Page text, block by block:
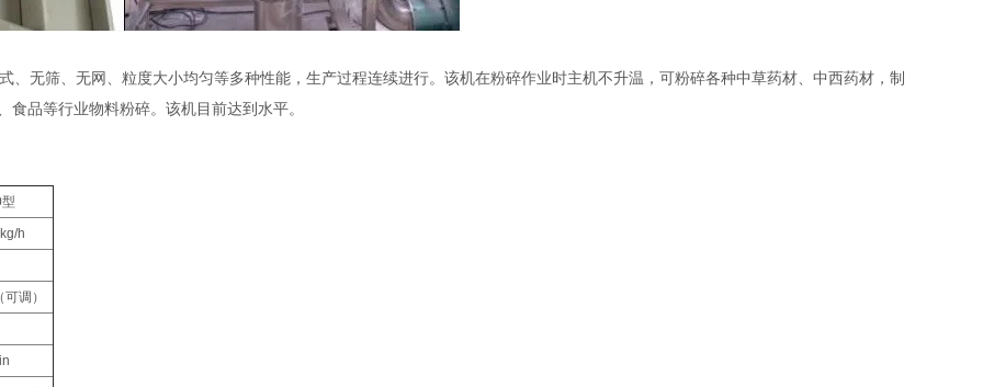
无筛、无网、粒度大小均匀等多种性能，生产过程连续进行。该机在粉碎作业时主机不升温，可粉碎各种中草药材、中西药材，制
食品等行业物料粉碎。该机目前达到水平。
h
调）